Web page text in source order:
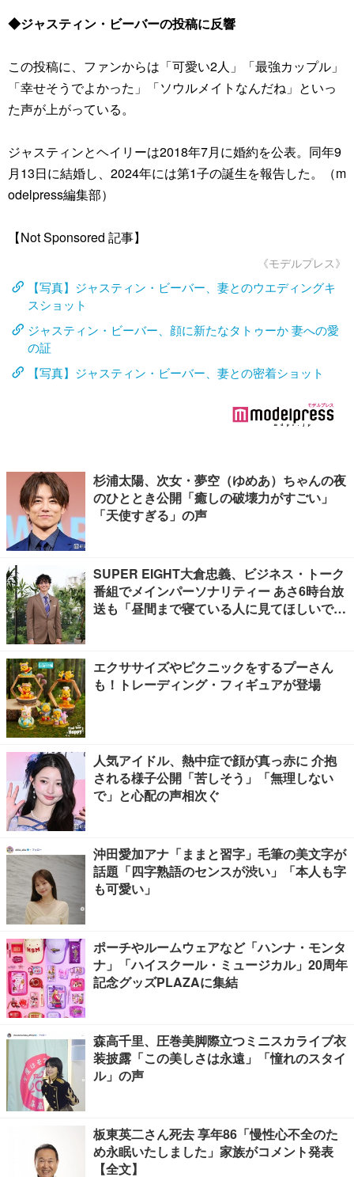
◆ジャスティン・ビーバーの投稿に反響
この投稿に、ファンからは「可愛い2人」「最強カップル」
「幸せそうでよかった」「ソウルメイトなんだね」といっ
た声が上がっている。
ジャスティンとヘイリーは2018年7月に婚約を公表。同年9
月13日に結婚し、2024年には第1子の誕生を報告した。（m
odelpress編集部）
【Not Sponsored 記事】
《モデルプレス》
【写真】ジャスティン・ビーバー、妻とのウエディングキ
スショット
ジャスティン・ビーバー、顔に新たなタトゥーか 妻への愛
の証
【写真】ジャスティン・ビーバー、妻との密着ショット
杉浦太陽、次女・夢空（ゆめあ）ちゃんの夜
のひととき公開「癒しの破壊力がすごい」
「天使すぎる」の声
SUPER EIGHT大倉忠義、ビジネス・トーク
番組でメインパーソナリティー あさ6時台放
送も「昼間まで寝ている人に見てほしいで
エクササイズやピクニックをするプーさん
も！トレーディング・フィギュアが登場
人気アイドル、熱中症で顔が真っ赤に 介抱
される様子公開「苦しそう」「無理しない
で」と心配の声相次ぐ
沖田愛加アナ「ままと習字」毛筆の美文字が
話題「四字熟語のセンスが渋い」「本人も字
も可愛い」
ポーチやルームウェアなど「ハンナ・モンタ
ナ」「ハイスクール・ミュージカル」20周年
記念グッズPLAZAに集結
森高千里、圧巻美脚際立つミニスカライブ衣
装披露「この美しさは永遠」「憧れのスタイ
ル」の声
板東英二さん死去 享年86「慢性心不全のた
め永眠いたしました」家族がコメント発表
【全文】